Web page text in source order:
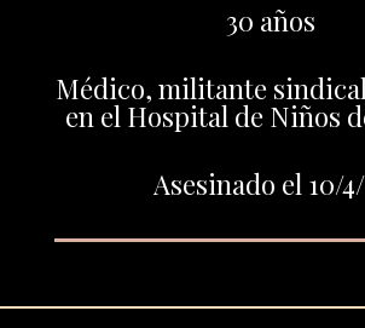
30 años
Médico, militante
en el Hospital de Niños
Asesinado el 10/